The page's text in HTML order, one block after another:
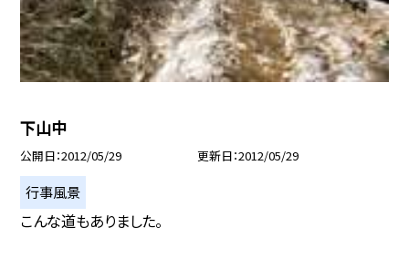
下山中
公開日 2012/05/29 更新日 2012/05/29
行事風景
こんな道もありました。